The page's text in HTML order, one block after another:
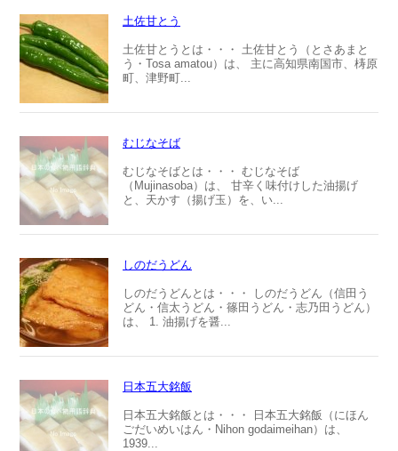
土佐甘とう
土佐甘とうとは・・・ 土佐甘とう（とさあまと
う・Tosa amatou）は、 主に高知県南国市、梼原
町、津野町...
むじなそば
むじなそばとは・・・ むじなそば
（Mujinasoba）は、 甘辛く味付けした油揚げ
と、天かす（揚げ玉）を、い...
しのだうどん
しのだうどんとは・・・ しのだうどん（信田う
どん・信太うどん・篠田うどん・志乃田うどん）
は、 1. 油揚げを醤...
日本五大銘飯
日本五大銘飯とは・・・ 日本五大銘飯（にほん
ごだいめいはん・Nihon godaimeihan）は、
1939...